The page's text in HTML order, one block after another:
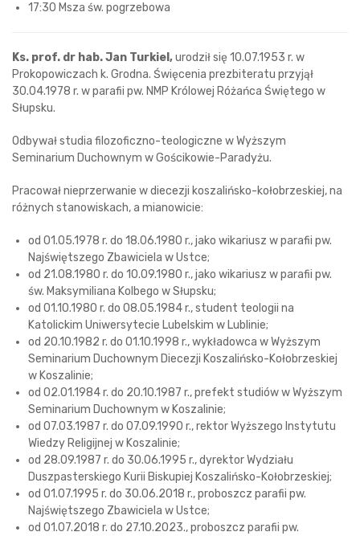
17:30 Msza św. pogrzebowa
Ks. prof. dr hab. Jan Turkiel,urodził się 10.07.1953 r. w
Prokopowiczach k. Grodna. Święcenia prezbiteratu przyjął
30.04.1978 r. w parafii pw. NMP Królowej Różańca Świętego w
Słupsku.
Odbywał studia filozoficzno-teologiczne w Wyższym
Seminarium Duchownym w Gościkowie-Paradyżu.
Pracował nieprzerwanie w diecezji koszalińsko-kołobrzeskiej, na
różnych stanowiskach, a mianowicie:
od 01.05.1978 r. do 18.06.1980 r., jako wikariusz w parafii pw.
Najświętszego Zbawiciela w Ustce;
od 21.08.1980 r. do 10.09.1980 r., jako wikariusz w parafii pw.
św. Maksymiliana Kolbego w Słupsku;
od 01.10.1980 r. do 08.05.1984 r., student teologii na
Katolickim Uniwersytecie Lubelskim w Lublinie;
od 20.10.1982 r. do 01.10.1998 r., wykładowca w Wyższym
Seminarium Duchownym Diecezji Koszalińsko-Kołobrzeskiej
w Koszalinie;
od 02.01.1984 r. do 20.10.1987 r., prefekt studiów w Wyższym
Seminarium Duchownym w Koszalinie;
od 07.03.1987 r. do 07.09.1990 r., rektor Wyższego Instytutu
Wiedzy Religijnej w Koszalinie;
od 28.09.1987 r. do 30.06.1995 r., dyrektor Wydziału
Duszpasterskiego Kurii Biskupiej Koszalińsko-Kołobrzeskiej;
od 01.07.1995 r. do 30.06.2018 r., proboszcz parafii pw.
Najświętszego Zbawiciela w Ustce;
od 01.07.2018 r. do 27.10.2023., proboszcz parafii pw.